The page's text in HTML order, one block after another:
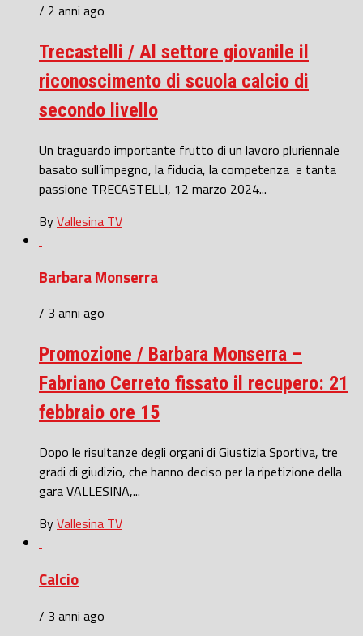
/ 2 anni ago
Trecastelli / Al settore giovanile il
riconoscimento di scuola calcio di
secondo livello
Un traguardo importante frutto di un lavoro pluriennale
basato sull’impegno, la fiducia, la competenza e tanta
passione TRECASTELLI, 12 marzo 2024...
ByVallesina TV
Barbara Monserra
/ 3 anni ago
Promozione / Barbara Monserra –
Fabriano Cerreto fissato il recupero: 21
febbraio ore 15
Dopo le risultanze degli organi di Giustizia Sportiva, tre
gradi di giudizio, che hanno deciso per la ripetizione della
gara VALLESINA,...
ByVallesina TV
Calcio
/ 3 anni ago